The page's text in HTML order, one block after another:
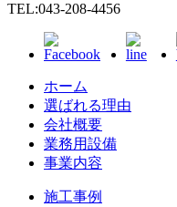
TEL:043-208-4456
ホーム
選ばれる理由
会社概要
業務用設備
事業内容
施工事例